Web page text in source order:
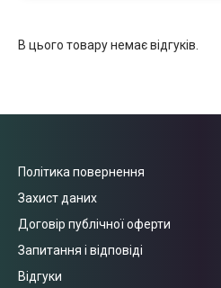
В цього товару немає відгуків.
Політика повернення
Захист даних
Договір публічної оферти
Запитання і відповіді
Відгуки